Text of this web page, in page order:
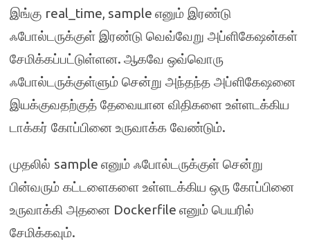
இங்கு real_time, sample எனும் இரண்டு
ஃபோல்டருக்குள் இரண்டு வெவ்வேறு அப்ளிகேஷன்கள்
சேமிக்கப்பட்டுள்ளன. ஆகவே ஒவ்வொரு
ஃபோல்டருக்குள்ளும் சென்று அந்தந்த அப்ளிகேஷனை
இயக்குவதற்குத் தேவையான விதிகளை உள்ளடக்கிய
டாக்கர் கோப்பினை உருவாக்க வேண்டும்.
முதலில் sample எனும் ஃபோல்டருக்குள் சென்று
பின்வரும் கட்டளைகளை உள்ளடக்கிய ஒரு கோப்பினை
உருவாக்கி அதனை Dockerfile எனும் பெயரில்
சேமிக்கவும்.